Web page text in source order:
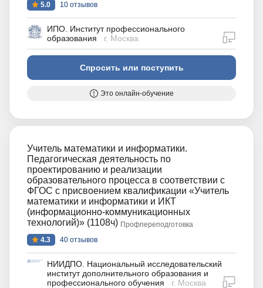
5.0
10 отзывов
ИПО. Институт профессионального
образования
г. Москва
Спросить или поступить
Это онлайн-обучение
Учитель математики и информатики.
Педагогическая деятельность по
проектированию и реализации
образовательного процесса в соответствии с
ФГОС с присвоением квалификации «Учитель
математики и информатики и ИКТ
(информационно-коммуникационных
технологий)» (1108ч) Профпереподготовка
4.3
40 отзывов
НИИДПО. Национальный исследовательский
институт дополнительного образования и
профессионального обучения
г. Москва